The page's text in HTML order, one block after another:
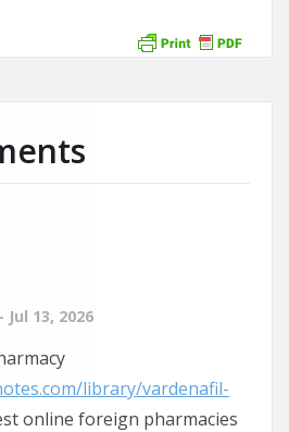
13, 2026
library/vardenafil-
online foreign pharmacies